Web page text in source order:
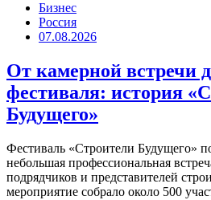
Бизнес
Россия
07.08.2026
От камерной встречи
фестиваля: история
Будущего»
Фестиваль «Строители Будущего»
небольшая профессиональная
подрядчиков и представителей
мероприятие собрало около 500